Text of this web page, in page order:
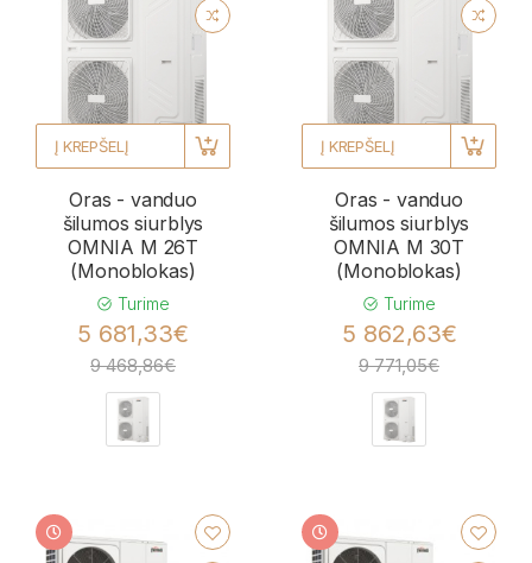
Į KREPŠELĮ
Oras - vanduo
šilumos siurblys
OMNIA M 26T
(Monoblokas)
Turime
5 681,33€
9 468,86€
Į KREPŠELĮ
Oras - vanduo
šilumos siurblys
OMNIA M 30T
(Monoblokas)
Turime
5 862,63€
9 771,05€